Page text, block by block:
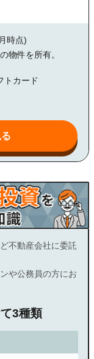
時点)
物件を所有。
トカード
不動産会社に委託
や公務員の方にお
3種類